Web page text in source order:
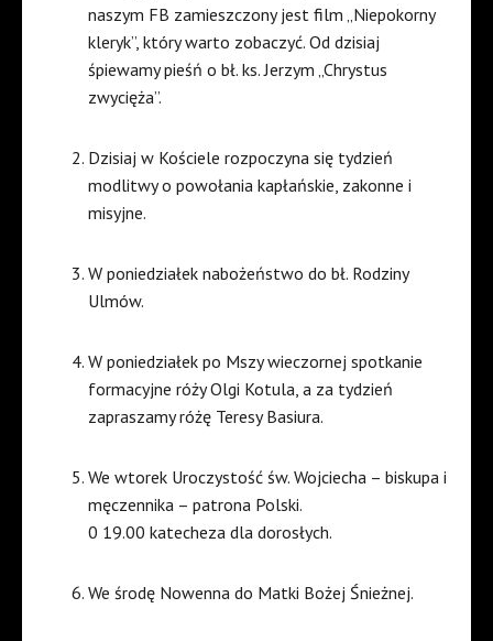
naszym FB zamieszczony jest film „Niepokorny
kleryk”, który warto zobaczyć. Od dzisiaj
śpiewamy pieśń o bł. ks. Jerzym „Chrystus
zwycięża”.
Dzisiaj w Kościele rozpoczyna się tydzień
modlitwy o powołania kapłańskie, zakonne i
misyjne.
W poniedziałek nabożeństwo do bł. Rodziny
Ulmów.
W poniedziałek po Mszy wieczornej spotkanie
formacyjne róży Olgi Kotula, a za tydzień
zapraszamy różę Teresy Basiura.
We wtorek Uroczystość św. Wojciecha – biskupa i
męczennika – patrona Polski.
0 19.00 katecheza dla dorosłych.
We środę Nowenna do Matki Bożej Śnieżnej.